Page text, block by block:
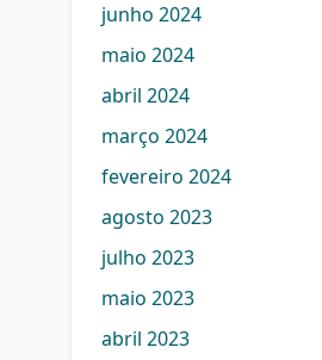
junho 2024
maio 2024
abril 2024
março 2024
fevereiro 2024
agosto 2023
julho 2023
maio 2023
abril 2023